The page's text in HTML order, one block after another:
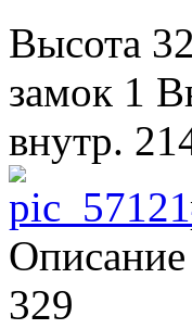
Высота
замок 1
внутр.
Описание
329